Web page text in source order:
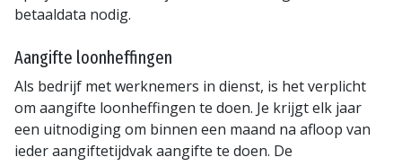
betaaldata nodig.
Aangifte loonheffingen
Als bedrijf met werknemers in dienst, is het verplicht
om aangifte loonheffingen te doen. Je krijgt elk jaar
een uitnodiging om binnen een maand na afloop van
ieder aangiftetijdvak aangifte te doen. De